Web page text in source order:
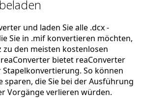
und laden Sie alle .dcx -
Sie in .mif konvertieren möchten,
zu den meisten kostenlosen
bietet reaConverter
So können
sparen, die Sie bei der Ausführung
Vorgänge verlieren würden.